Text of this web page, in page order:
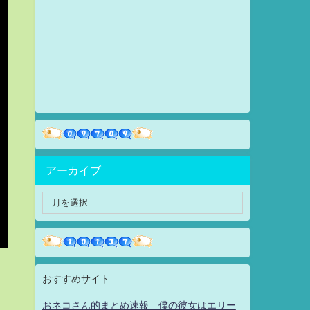
アーカイブ
おすすめサイト
おネコさん的まとめ速報 僕の彼女はエリー